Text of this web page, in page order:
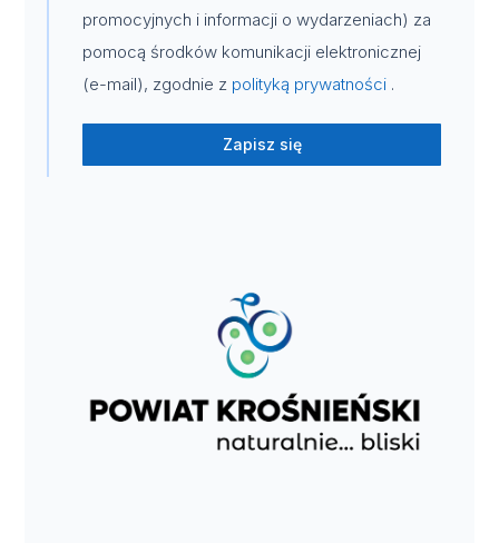
promocyjnych i informacji o wydarzeniach) za
pomocą środków komunikacji elektronicznej
(e-mail), zgodnie z polityką prywatności .
Zapisz się